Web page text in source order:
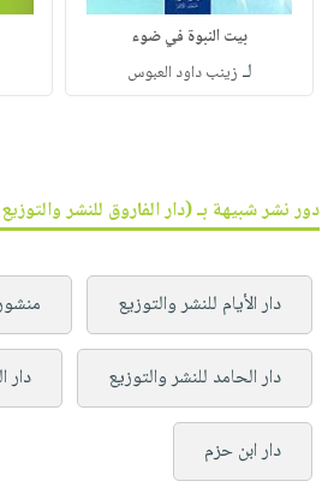
بيت النبوة في ضوء
لـ زينب داود العبوس
دور نشر شبيهة بـ (دار الفاروق للنشر
دار الأيام للنشر والتوزيع
دار الحامد للنشر والتوزيع دار
دار ابن حزم